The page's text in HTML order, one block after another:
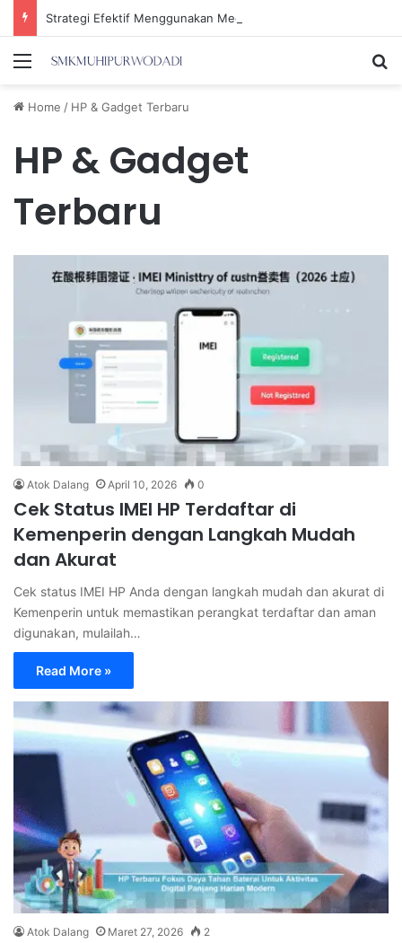
Menu
Home / HP & Gadget Terbaru
HP & Gadget
Terbaru
Atok Dalang April 10, 2026 0
Cek Status IMEI HP Terdaftar di
Kemenperin dengan Langkah Mudah
dan Akurat
Cek status IMEI HP Anda dengan langkah mudah dan akurat di
Kemenperin untuk memastikan perangkat terdaftar dan aman
digunakan, mulailah…
Read More »
Atok Dalang Maret 27, 2026 2